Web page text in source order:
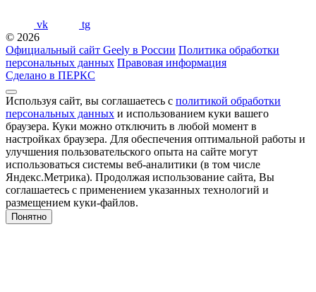
vk
tg
© 2026
Официальный сайт Geely в России Политика обработки
персональных данных Правовая информация
Сделано в ПЕРКС
Используя сайт, вы соглашаетесь с политикой обработки
персональных данных и использованием куки вашего
браузера. Куки можно отключить в любой момент в
настройках браузера. Для обеспечения оптимальной работы и
улучшения пользовательского опыта на сайте могут
использоваться системы веб-аналитики (в том числе
Яндекс.Метрика). Продолжая использование сайта, Вы
соглашаетесь с применением указанных технологий и
размещением куки-файлов.
Понятно